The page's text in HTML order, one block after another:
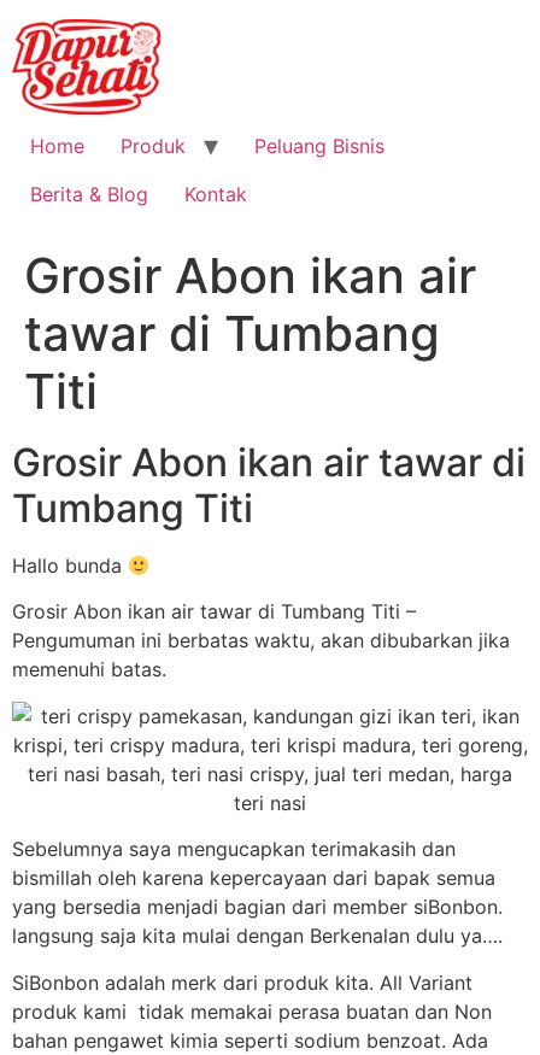
Home Produk
Peluang Bisnis
Berita & Blog
Kontak
Grosir Abon ikan air
tawar di Tumbang
Titi
Grosir Abon ikan air tawar di
Tumbang Titi
Hallo bunda
Grosir Abon ikan air tawar di Tumbang Titi –
Pengumuman ini berbatas waktu, akan dibubarkan jika
memenuhi batas.
Sebelumnya saya mengucapkan terimakasih dan
bismillah oleh karena kepercayaan dari bapak semua
yang bersedia menjadi bagian dari member siBonbon.
langsung saja kita mulai dengan Berkenalan dulu ya….
SiBonbon adalah merk dari produk kita. All Variant
produk kami tidak memakai perasa buatan dan Non
bahan pengawet kimia seperti sodium benzoat. Ada